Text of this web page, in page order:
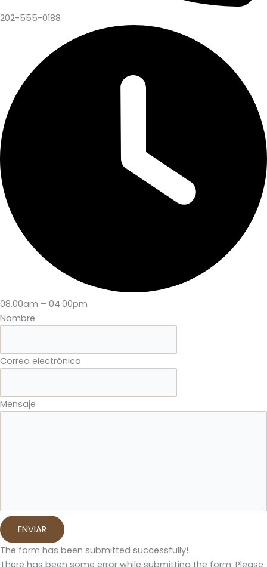
202-555-0188
08.00am – 04.00pm
Nombre
Correo electrónico
Mensaje
ENVIAR
The form has been submitted successfully!